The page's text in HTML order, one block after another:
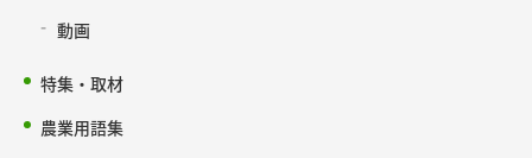
動画
特集・取材
農業用語集